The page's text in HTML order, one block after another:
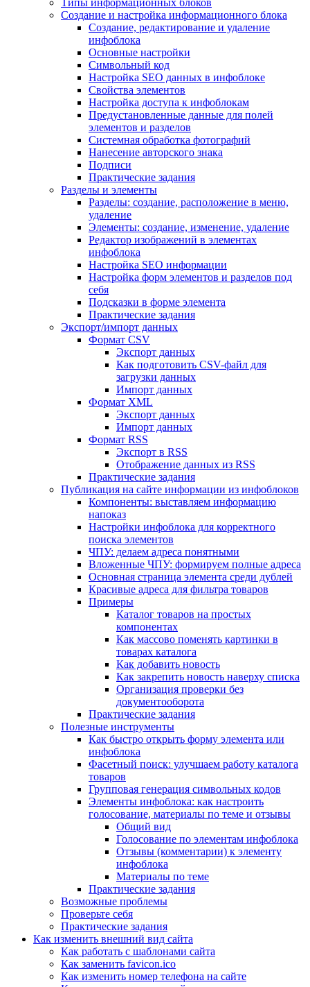
Типы информационных блоков
Создание и настройка информационного блока
Создание, редактирование и удаление
инфоблока
Основные настройки
Символьный код
Настройка SEO данных в инфоблоке
Свойства элементов
Настройка доступа к инфоблокам
Предустановленные данные для полей
элементов и разделов
Системная обработка фотографий
Нанесение авторского знака
Подписи
Практические задания
Разделы и элементы
Разделы: создание, расположение в меню,
удаление
Элементы: создание, изменение, удаление
Редактор изображений в элементах
инфоблока
Настройка SEO информации
Настройка форм элементов и разделов под
себя
Подсказки в форме элемента
Практические задания
Экспорт/импорт данных
Формат CSV
Экспорт данных
Как подготовить CSV-файл для
загрузки данных
Импорт данных
Формат XML
Экспорт данных
Импорт данных
Формат RSS
Экспорт в RSS
Отображение данных из RSS
Практические задания
Публикация на сайте информации из инфоблоков
Компоненты: выставляем информацию
напоказ
Настройки инфоблока для корректного
поиска элементов
ЧПУ: делаем адреса понятными
Вложенные ЧПУ: формируем полные адреса
Основная страница элемента среди дублей
Красивые адреса для фильтра товаров
Примеры
Каталог товаров на простых
компонентах
Как массово поменять картинки в
товарах каталога
Как добавить новость
Как закрепить новость наверху списка
Организация проверки без
документооборота
Практические задания
Полезные инструменты
Как быстро открыть форму элемента или
инфоблока
Фасетный поиск: улучшаем работу каталога
товаров
Групповая генерация символьных кодов
Элементы инфоблока: как настроить
голосование, материалы по теме и отзывы
Общий вид
Голосование по элементам инфоблока
Отзывы (комментарии) к элементу
инфоблока
Материалы по теме
Практические задания
Возможные проблемы
Проверьте себя
Практические задания
Как изменить внешний вид сайта
Как работать с шаблонами сайта
Как заменить favicon.ico
Как изменить номер телефона на сайте